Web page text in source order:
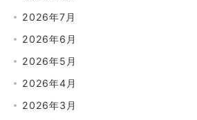
2026年7月
2026年6月
2026年5月
2026年4月
2026年3月